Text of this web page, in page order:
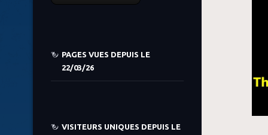
PAGES VUES DEPUIS LE
22/03/26
VISITEURS UNIQUES DEPUIS LE